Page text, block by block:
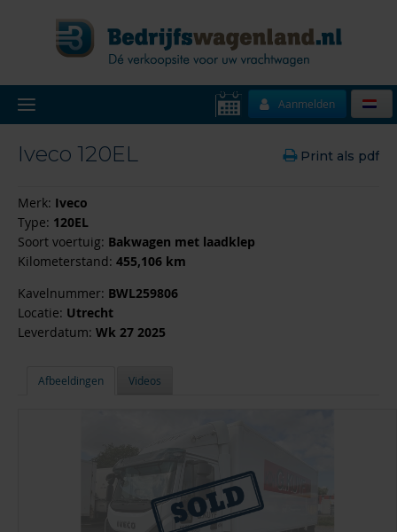
Aanmelden
Iveco 120EL Print als pdf
Merk: Iveco
Type: 120EL
Soort voertuig: Bakwagen met laadklep
Kilometerstand: 455,106 km
Kavelnummer: BWL259806
Locatie: Utrecht
Leverdatum: Wk 27 2025
Afbeeldingen Videos